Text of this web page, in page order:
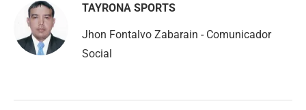
TAYRONA SPORTS
Jhon Fontalvo Zabarain - Comunicador
Social